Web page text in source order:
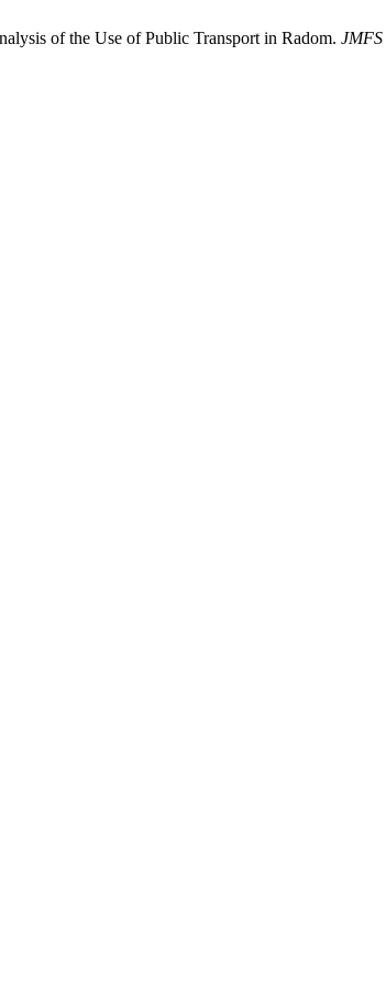
of the Use of Public Transport in Radom. JMFS